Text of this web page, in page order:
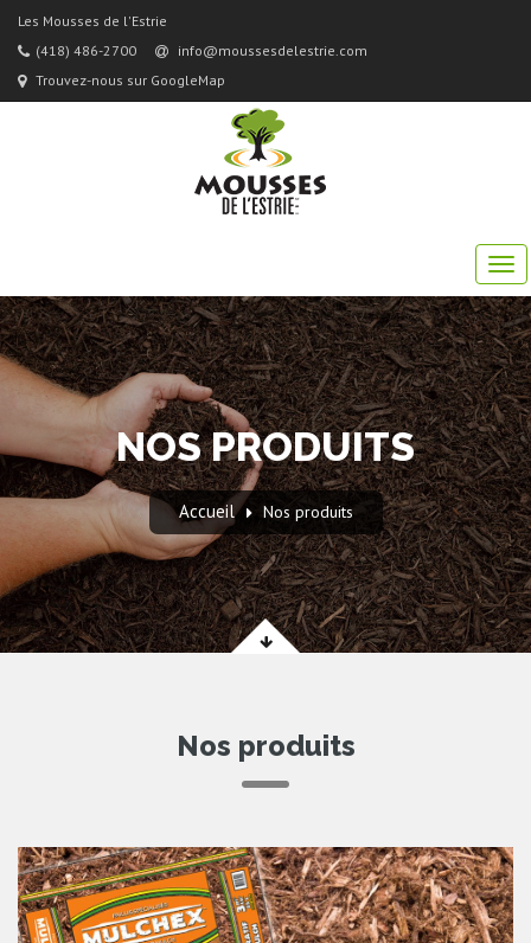
Les Mousses de l'Estrie
(418) 486-2700
info@moussesdelestrie.com
Trouvez-nous sur GoogleMap
NOS PRODUITS
Accueil Nos produits
Nos produits